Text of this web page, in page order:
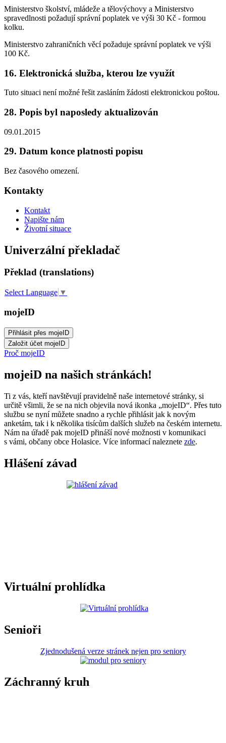
Ministerstvo školství, mládeže a tělovýchovy a Ministerstvo
spravedlnosti požadují správní poplatek ve výši 30 Kč - formou
kolku.
Ministerstvo zahraničních věcí požaduje správní poplatek ve výši
100 Kč.
16. Elektronická služba, kterou lze využít
Tuto situaci není možné řešit zasláním žádosti elektronickou poštou.
28. Popis byl naposledy aktualizován
09.01.2015
29. Datum konce platnosti popisu
Bez časového omezení.
Kontakty
Kontakt
Napište nám
Životní situace
Univerzální překladač
Překlad (translations)
Select Language ▼
mojeID
Proč mojeID
mojeiD na našich stránkách!
Ti z vás, kteří navštěvují pravidelně naše internetové stránky, si
určitě všimli, že se na nich objevila nová ikonka „mojeID“. Přes tuto
službu se nyní můžete snadno a rychle přihlásit jak k novým
anketám, tak i k několika tisícům dalších služeb na českém internetu.
Nám na úřadě pak mojeID přináší nové možnosti v komunikaci
s vámi, občany obce Holasice. Více informací naleznete zde.
Hlášení závad
Virtuální prohlídka
Senioři
Zjednodušená verze stránek nejen pro seniory
Záchranný kruh